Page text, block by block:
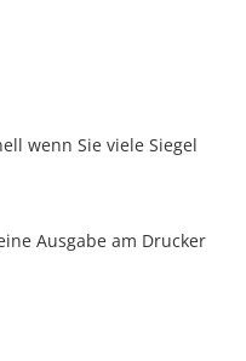
wenn Sie viele Siegel
Ausgabe am Drucker